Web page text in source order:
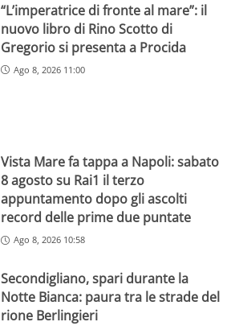
“L’imperatrice di fronte al mare”: il
nuovo libro di Rino Scotto di
Gregorio si presenta a Procida
Ago 8, 2026 11:00
Vista Mare fa tappa a Napoli: sabato
8 agosto su Rai1 il terzo
appuntamento dopo gli ascolti
record delle prime due puntate
Ago 8, 2026 10:58
Secondigliano, spari durante la
Notte Bianca: paura tra le strade del
rione Berlingieri